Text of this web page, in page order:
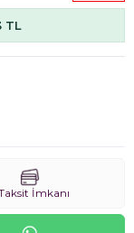
TL
İmkanı